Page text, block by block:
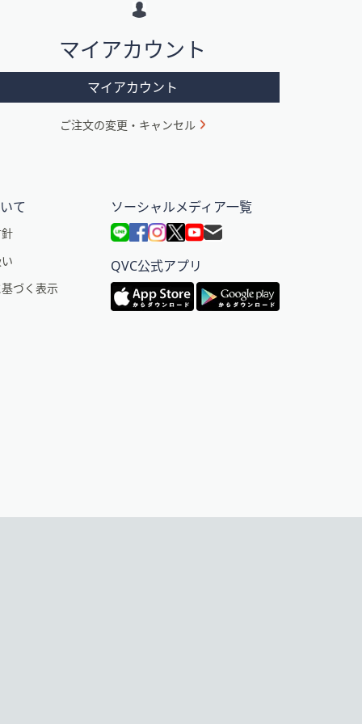
マイアカウント
マイアカウント
ご注文の変更・キャンセル
て
づく表示
ソーシャルメディア一覧
QVC公式アプリ